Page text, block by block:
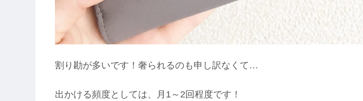
割り勘が多いです！奢られるのも申し訳なくて…
出かける頻度としては、月1～2回程度です！